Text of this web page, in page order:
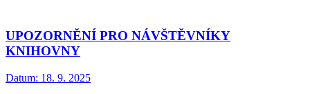
UPOZORNĚNÍ PRO NÁVŠTĚVNÍKY
KNIHOVNY
Datum: 18. 9. 2025